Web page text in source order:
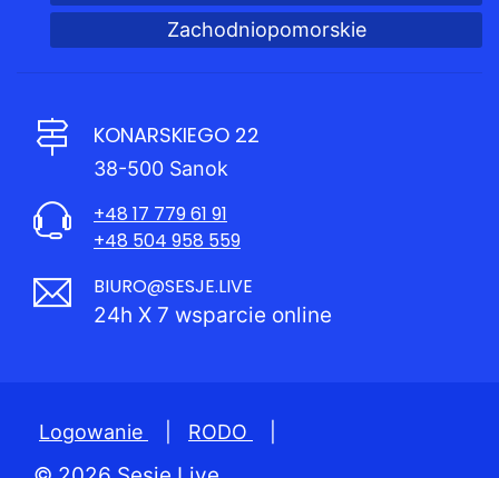
Zachodniopomorskie
KONARSKIEGO 22
38-500 Sanok
+48 17 779 61 91
+48 504 958 559
BIURO@SESJE.LIVE
24h X 7 wsparcie online
Logowanie RODO